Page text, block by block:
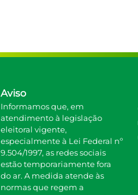
Aviso
Informamos que, em
atendimento à legislação
eleitoral vigente,
especialmente à Lei Federal nº
9.504/1997, as redes sociais
estão temporariamente fora
do ar. A medida atende às
normas que regem a